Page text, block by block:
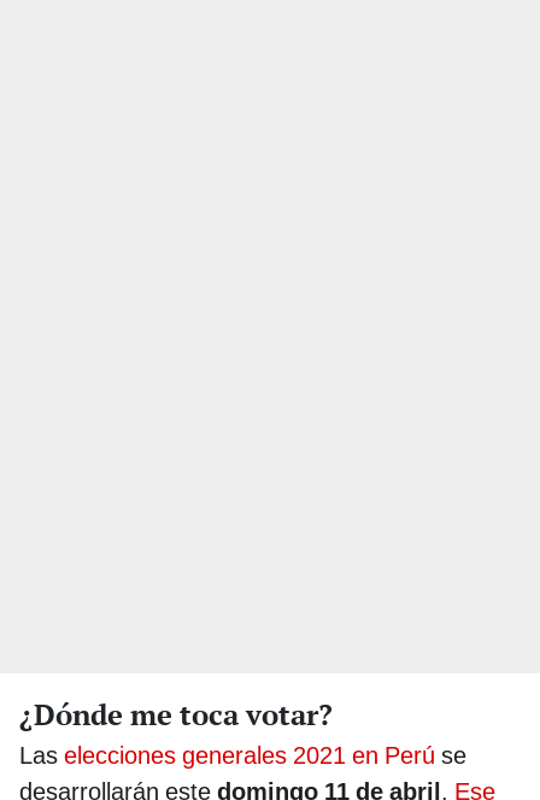
¿Dónde me toca votar?
Las elecciones generales 2021 en Perú se
desarrollarán este domingo 11 de abril. Ese